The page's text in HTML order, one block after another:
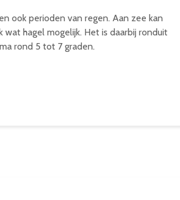
ook perioden van regen. Aan zee kan
hagel mogelijk. Het is daarbij ronduit
rond 5 tot 7 graden.